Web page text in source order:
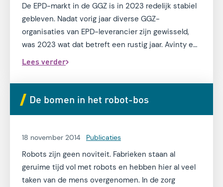
De EPD-markt in de GGZ is in 2023 redelijk stabiel
gebleven. Nadat vorig jaar diverse GGZ-
organisaties van EPD-leverancier zijn gewisseld,
was 2023 wat dat betreft een rustig jaar. Avinty en
Nedap zijn nog steeds de grootste partijen. Avinty
dan Nedap, de marktleiderspositie op Nedap
herovert. Binnen deze top-50 wordt ook dit jaar
voornamelijk gekozen voor een all-in-one
M&I/Partners naar het ZIS/EPD-landschap onder de
Lees verder
De bomen in het robot-bos
18 november 2014 Publicaties
Robots zijn geen noviteit. Fabrieken staan al
geruime tijd vol met robots en hebben hier al veel
taken van de mens overgenomen. In de zorg